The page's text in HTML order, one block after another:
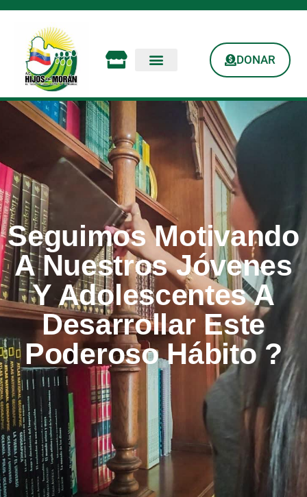
DONAR
Seguimos Motivando
A Nuestros Jóvenes
Y Adolescentes A
Desarrollar Este
Poderoso Hábito ?